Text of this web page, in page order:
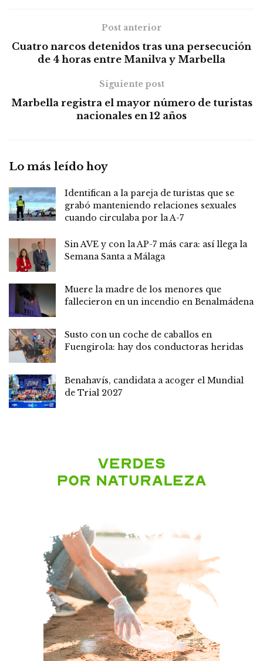
Post anterior
Cuatro narcos detenidos tras una persecución
de 4 horas entre Manilva y Marbella
Siguiente post
Marbella registra el mayor número de turistas
nacionales en 12 años
Lo más leído hoy
Identifican a la pareja de turistas que se
grabó manteniendo relaciones sexuales
cuando circulaba por la A-7
Sin AVE y con la AP-7 más cara: así llega la
Semana Santa a Málaga
Muere la madre de los menores que
fallecieron en un incendio en Benalmádena
Susto con un coche de caballos en
Fuengirola: hay dos conductoras heridas
Benahavís, candidata a acoger el Mundial
de Trial 2027